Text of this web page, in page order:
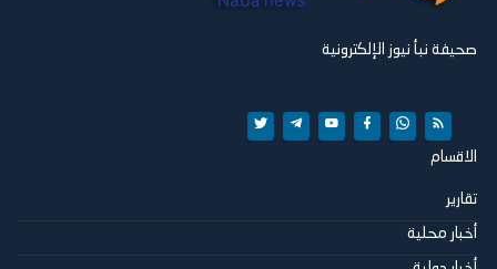
صحيفة نبأ نيوز الإلكترونية
الاقسام
تقارير
أخبار محلية